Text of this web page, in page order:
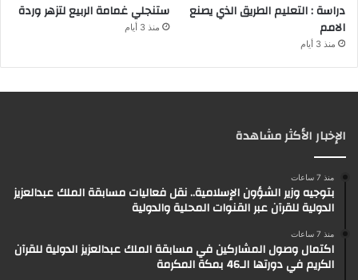
دراسة : التعليم الطريق الذي يصنع
الامم
منذ 3 أيام
ستنجلي غمامة الربيع لتزهر وردة
منذ 3 أيام
الإخبار الأكثر مشاهدة
منذ 7 ساعات
بتوجيه وزير الشؤون الإسلامية.. نقل فعاليات مسابقة الملك عبدالعزيز
الدولية للقرآن عبر القنوات المحلية والدولية
منذ 7 ساعات
اكتمال وصول المشاركين في مسابقة الملك عبدالعزيز الدولية للقرآن
الكريم في دورتها الـ46 بمكة المكرمة